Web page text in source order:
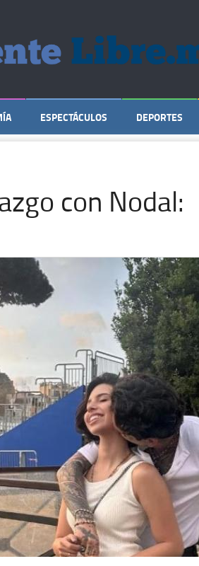
ESPECTÁCULOS DEPORTES
con Nodal: